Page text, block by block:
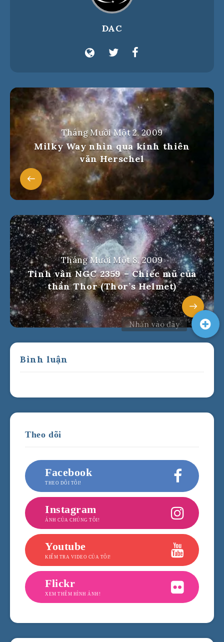
DAC
Tháng Mười Một 2, 2009
Milky Way nhìn qua kính thiên
văn Herschel
Tháng Mười Một 8, 2009
Tinh vân NGC 2359 – Chiếc mũ của
thần Thor (Thor’s Helmet)
Bình luận
Theo dõi
Facebook
THEO DÕI TÔI!
Instagram
ẢNH CỦA CHÚNG TÔI!
Youtube
KIỂM TRA VIDEO CỦA TÔI!
Flickr
XEM THÊM HÌNH ẢNH!